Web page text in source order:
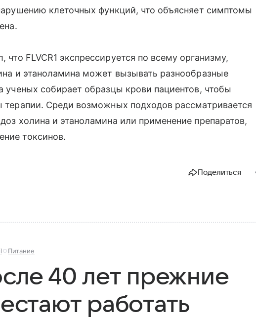
клеточных функций, что объясняет симптомы
FLVCR1 экспрессируется по всему организму,
и этаноламина может вызывать разнообразные
ученых собирает образцы крови пациентов, чтобы
терапии. Среди возможных подходов рассматривается
холина и этаноламина или применение препаратов,
токсинов.
Поделиться
Питание
40 лет прежние
работать